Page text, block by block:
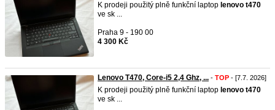
K prodeji použitý plně funkční laptop lenovo t470
ve sk ...
Praha 9 - 190 00
4 300 Kč
Lenovo T470, Core-i5 2,4 Ghz, ... - TOP - [7.7. 2026]
K prodeji použitý plně funkční laptop lenovo t470
ve sk ...